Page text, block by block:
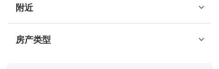
附近
房产类型